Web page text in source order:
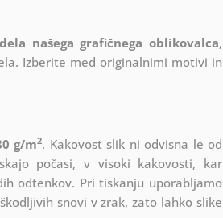
našega grafičnega oblikovalca,
Izberite med originalnimi motivi in
g/m2. Kakovost slik ni odvisna le od
počasi, v visoki kakovosti, kar
odtenkov. Pri tiskanju uporabljamo
snovi v zrak, zato lahko slike